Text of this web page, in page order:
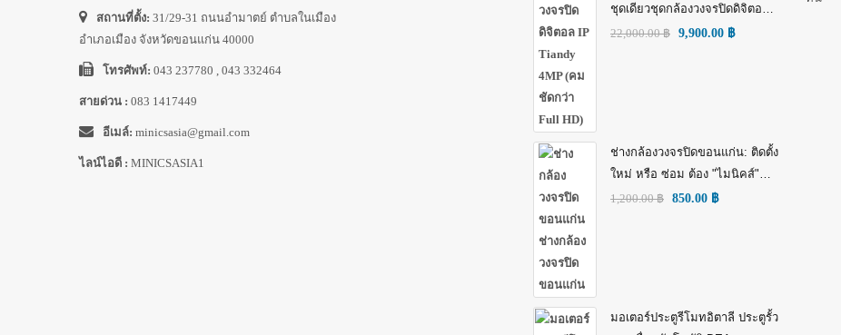
สถานที่ตั้ง: 31/29-31 ถนนอำมาตย์ ตำบลในเมือง
อำเภอเมือง จังหวัดขอนแก่น 40000
โทรศัพท์: 043 237780 , 043 332464
สายด่วน : 083 1417449
อีเมล์: minicsasia@gmail.com
ไลน์ไอดี : MINICSASIA1
ชุดเดียวชุดกล้องวงจรปิดดิจิตอล
IP Tiandy 4MP (คมชัดกว่า Full
22,000.00฿ 9,900.00 ฿
ช่างกล้องวงจรปิดขอนแก่น: ติดตั้ง
ใหม่ หรือ ซ่อม ต้อง "ไมนิคส์"
(MINICS)
1,200.00฿ 850.00 ฿
มอเตอร์ประตูรีโมทอิตาลี ประตูรั้ว